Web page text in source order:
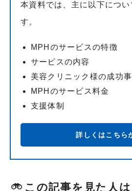
本資料では、主に以下につい
す。
MPHのサービスの特徴
サービスの内容
美容クリニック様の成功事
MPHのサービス料金
支援体制
詳しくはこちら
この記事を見た人